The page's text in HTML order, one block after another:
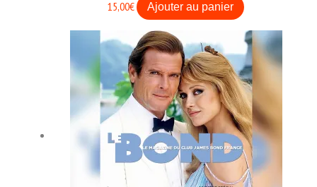
15,00€ Ajouter au panier